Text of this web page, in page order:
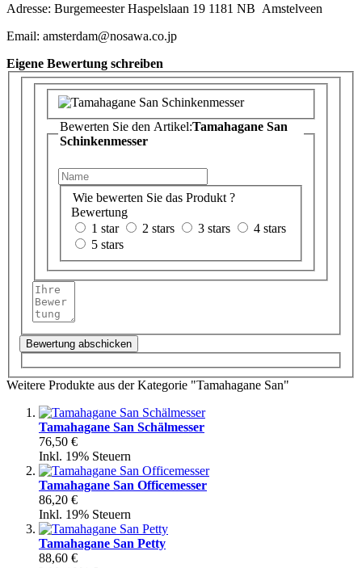
Adresse: Burgemeester Haspelslaan 19 1181 NB Amstelveen
Email: amsterdam@nosawa.co.jp
Eigene Bewertung schreiben
Bewerten Sie den Artikel:Tamahagane San
Schinkenmesser
Wie bewerten Sie das Produkt ?
Bewertung
1 star
2 stars 3 stars
4 stars
5 stars
Bewertung abschicken
Weitere Produkte aus der Kategorie "Tamahagane San"
Tamahagane San Schälmesser
76,50 €
Inkl. 19% Steuern
Tamahagane San Officemesser
86,20 €
Inkl. 19% Steuern
Tamahagane San Petty
88,60 €